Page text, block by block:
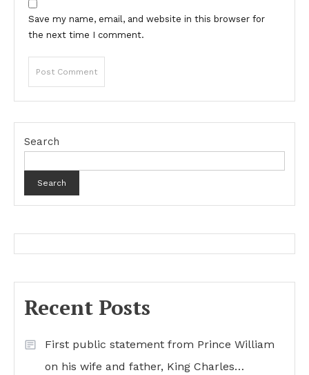
Save my name, email, and website in this browser for
the next time I comment.
Search
Search
Recent Posts
First public statement from Prince William
on his wife and father, King Charles…